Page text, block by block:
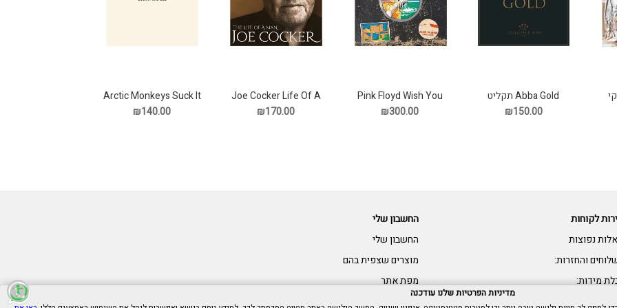
Abba Gold תקליט
₪150.00
Pink Floyd Wish You
Were Here (50th
Anniversary, 3LP Box
₪300.00
Joe Cocker Life Of A
Man תקליט
₪170.00
Arctic Monkeys Suck It
And See תקליט
₪140.00
לקוחות
נפוצות
והחזרות:
מידות:
החשבון שלי
החשבון שלי
מוצרים שצפית בהם
מפת אתר
מדיניות הפרטיות שלנו עודכנה